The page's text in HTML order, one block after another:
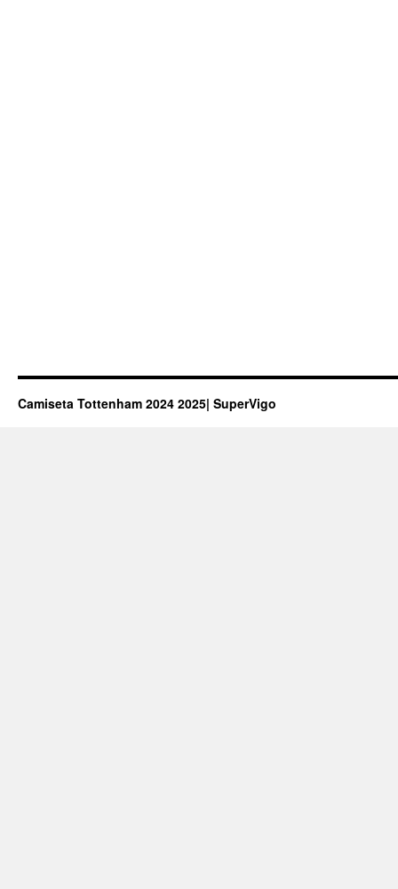
Camiseta Tottenham 2024 2025| SuperVigo